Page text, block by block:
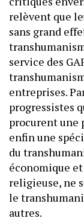
relèvent que
sans grand
service des
entreprises.
progressistes
procurent une
enfin une
du
économique
religieuse, ne
le
autres.